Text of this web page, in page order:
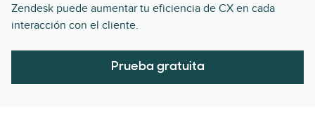
Zendesk puede aumentar tu eficiencia de CX en cada
interacción con el cliente.
Prueba gratuita